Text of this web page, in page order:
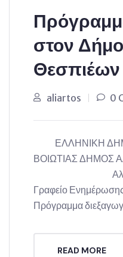
στον
Θεσπιέων
aliartos 0
ΕΛΛΗΝΙΚΗ
ΒΟΙΩΤΙΑΣ ΔΗΜΟΣ
Γραφείο
Πρόγραμμα
READ MORE